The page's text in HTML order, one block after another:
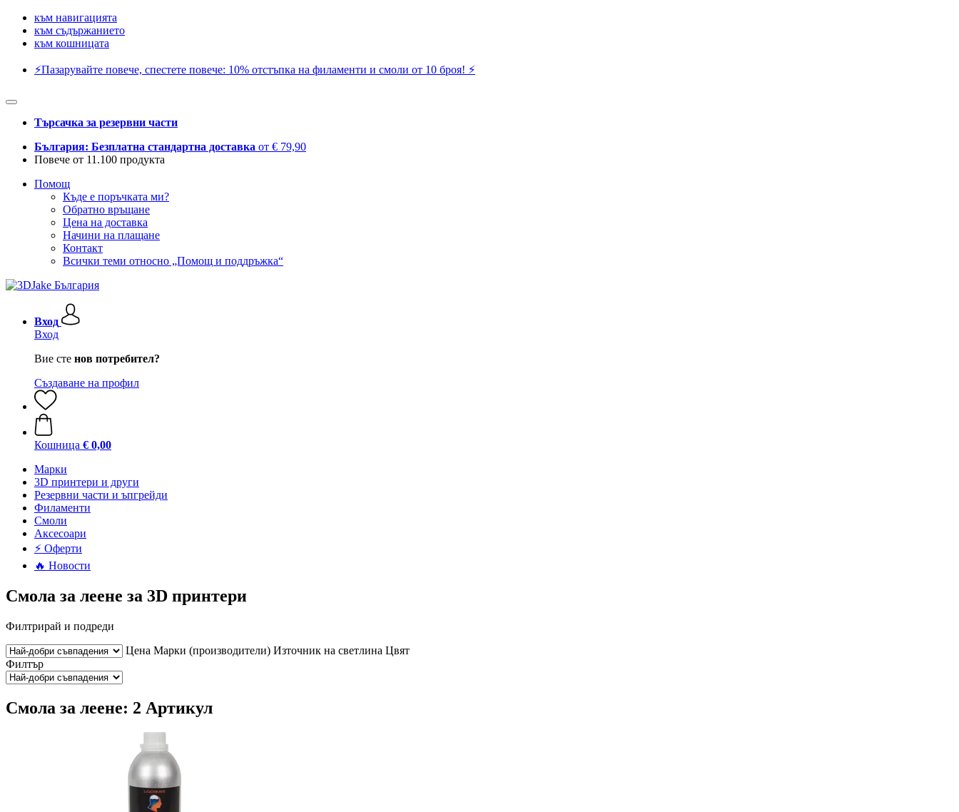
към навигацията
към съдържанието
към кошницата
⚡️Пазарувайте повече, спестете повече: 10% отстъпка на филаменти и смоли от 10 броя! ⚡️
Търсачка за резервни части
България: Безплатна стандартна доставка от € 79,90
Повече от 11.100 продукта
Помощ
Къде е поръчката ми?
Обратно връщане
Цена на доставка
Начини на плащане
Контакт
Всички теми относно „Помощ и поддръжка“
Вход
Вход
Вие сте нов потребител?
Създаване на профил
Кошница € 0,00
Mарки
3D принтери и други
Резервни части и ъпгрейди
Филаменти
Смоли
Аксесоари
⚡ Оферти
🔥 Новости
Смола за леене за 3D принтери
Филтрирай и подреди
Цена Марки (производители) Източник на светлина Цвят
Филтър
Смола за леене: 2 Артикул